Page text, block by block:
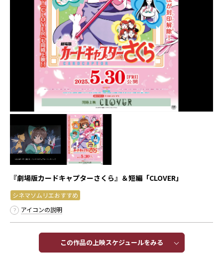
『劇場版カードキャプターさくら』＆短編「CLOVER」
シネマソムリエおすすめ
アイコンの説明
この作品の上映スケジュールをみる​​